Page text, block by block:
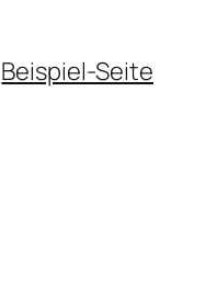
Beispiel-Seite